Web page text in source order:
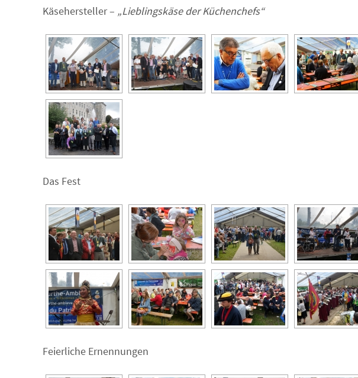
Käsehersteller – „Lieblingskäse der Küchenchefs“
Das Fest
Feierliche Ernennungen